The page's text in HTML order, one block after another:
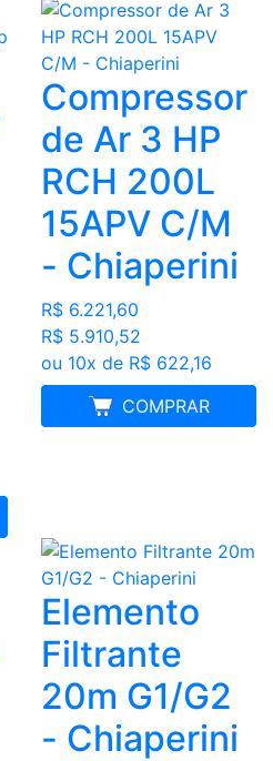
Compressor
de Ar 3 HP
RCH 200L
15APV C/M
- Chiaperini
R$ 6.221,60
R$ 5.910,52
ou 10x de R$ 622,16
COMPRAR
FRETE GRÁTIS
Elemento
Filtrante
20m G1/G2
- Chiaperini